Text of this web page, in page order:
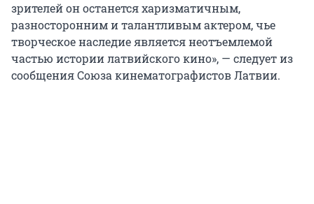
зрителей он останется харизматичным,
разносторонним и талантливым актером, чье
творческое наследие является неотъемлемой
частью истории латвийского кино», — следует из
сообщения Союза кинематографистов Латвии.